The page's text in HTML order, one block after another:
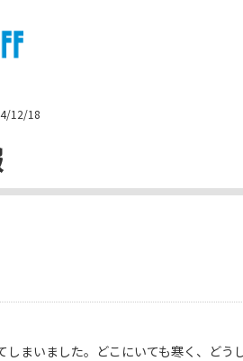
12/18
しまいました。どこにいても寒く、ど